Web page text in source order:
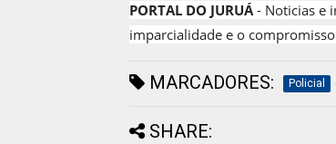
PORTAL DO JURUÁ - Noticias e
imparcialidade e o
MARCADORES: Policial
SHARE: